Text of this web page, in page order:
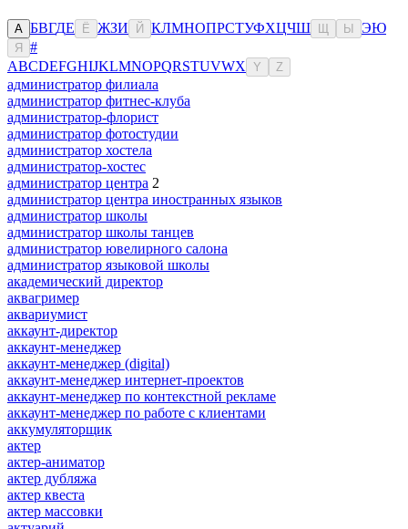
А БВГДЕ Ё ЖЗИ Й КЛМНОПРСТУФХЦЧШ Ы ЭЮ
Я
#
ABCDEFGHIJKLMNOPQRSTUVWX Y Z
администратор филиала
администратор фитнес-клуба
администратор-флорист
администратор фотостудии
администратор хостела
администратор-хостес
администратор центра 2
администратор центра иностранных языков
администратор школы
администратор школы танцев
администратор ювелирного салона
администратор языковой школы
академический директор
аквагример
аквариумист
аккаунт-директор
аккаунт-менеджер
аккаунт-менеджер (digital)
аккаунт-менеджер интернет-проектов
аккаунт-менеджер по контекстной рекламе
аккаунт-менеджер по работе с клиентами
аккумуляторщик
актер
актер-аниматор
актер дубляжа
актер квеста
актер массовки